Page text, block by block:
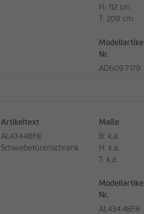
H: 112 cm
T: 209 cm
Modellartikel
Nr.
AD609.7179
Artikeltext
AL43448F8
Schwebetürenschrank
Maße
B: k.a.
H: k.a.
T: k.a.
Modellartikel
Nr.
AL434.48F8